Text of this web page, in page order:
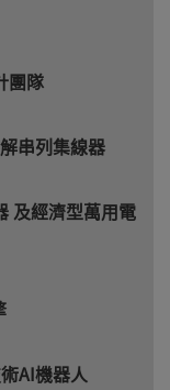
團隊
串列集線器
及經濟型萬用電
AI機器人